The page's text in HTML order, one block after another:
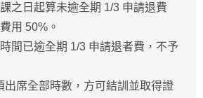
之日起算未逾全期 1/3 申請退費
用 50%。
間已逾全期 1/3 申請退者費，不予
出席全部時數，方可結訓並取得證